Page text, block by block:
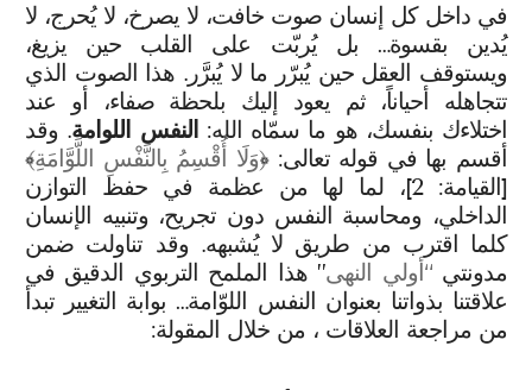
في داخل كل إنسان صوت خافت، لا يصرخ، لا يُحرج، لا
يُدين بقسوة… بل يُربّت على القلب حين يزيغ،
ويستوقف العقل حين يُبرّر ما لا يُبرَّر. هذا الصوت الذي
تتجاهله أحياناً، ثم يعود إليك بلحظة صفاء، أو عند
اختلاءك بنفسك، هو ما سمّاه الله: النفس اللوامة. وقد
أقسم بها في قوله تعالى: ﴿وَلَا أُقْسِمُ بِالنَّفْسِ اللَّوَّامَةِ﴾
[القيامة: 2]، لما لها من عظمة في حفظ التوازن
الداخلي، ومحاسبة النفس دون تجريح، وتنبيه الإنسان
كلما اقترب من طريق لا يُشبهه. وقد تناولت ضمن
مدونتي“أولي النهى” هذا الملمح التربوي الدقيق في
علاقتنا بذواتنا بعنوان النفس اللوّامة… بوابة التغيير تبدأ
من مراجعة العلاقات ، من خلال المقولة: